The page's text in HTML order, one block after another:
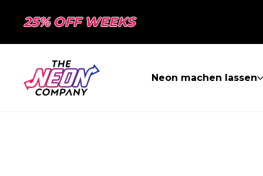
25% OFF WEEKS
Neon machen lassen